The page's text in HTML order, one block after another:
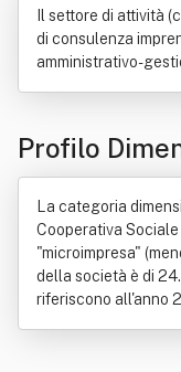
Il settore di attività
di consulenza
amministrativo-
Profilo
La categoria
Cooperativa
"microimpresa"
della società è di
riferiscono all'anno